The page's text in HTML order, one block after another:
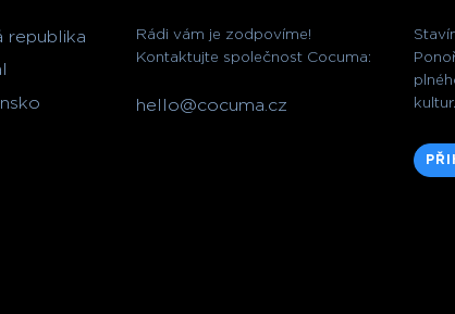
republika
Rádi vám je zodpovíme!
Kontaktujte společnost Cocuma:
hello@cocuma.cz
kultur.